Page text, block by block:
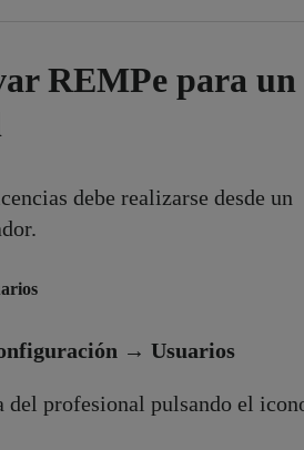
REMPe para un
debe realizarse desde un
→ Usuarios
del profesional pulsando el